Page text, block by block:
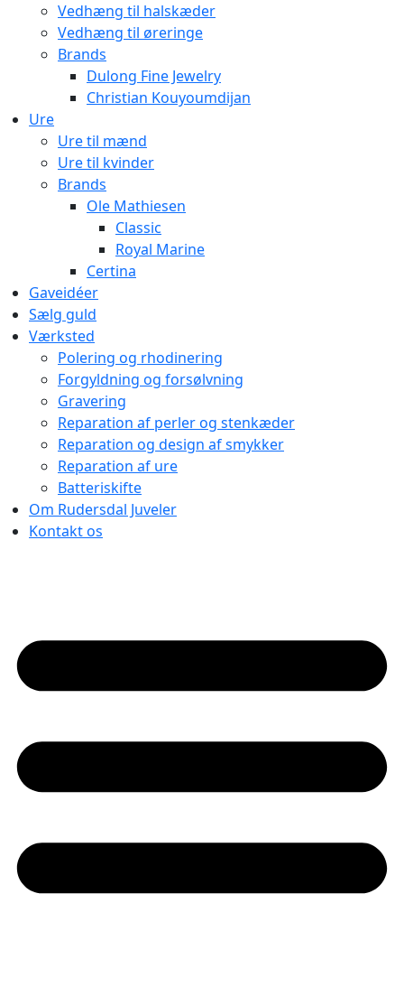
Vedhæng til halskæder
Vedhæng til øreringe
Brands
Dulong Fine Jewelry
Christian Kouyoumdijan
Ure
Ure til mænd
Ure til kvinder
Brands
Ole Mathiesen
Classic
Royal Marine
Certina
Gaveidéer
Sælg guld
Værksted
Polering og rhodinering
Forgyldning og forsølvning
Gravering
Reparation af perler og stenkæder
Reparation og design af smykker
Reparation af ure
Batteriskifte
Om Rudersdal Juveler
Kontakt os